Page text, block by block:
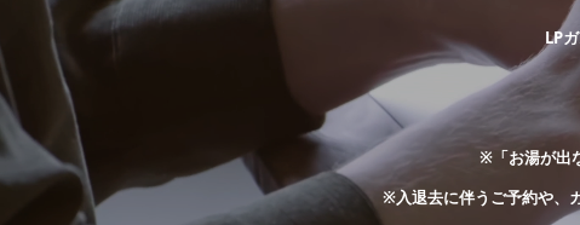
LP
※「お湯が出
※入退去に伴うご予約や、